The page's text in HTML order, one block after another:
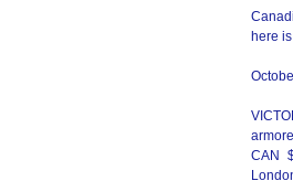
here
CAN